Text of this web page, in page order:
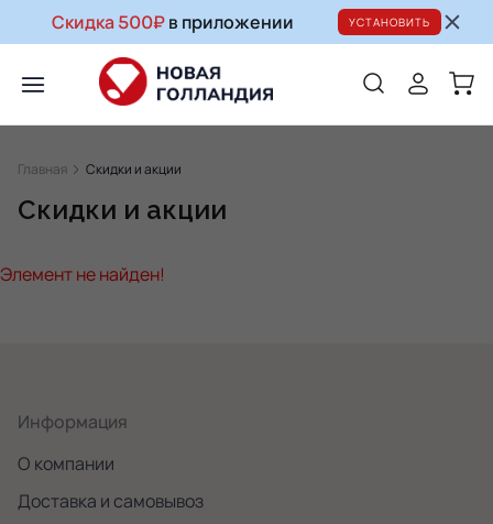
Скидка 500₽в приложении УСТАНОВИТЬ
Главная Скидки и акции
Скидки и акции
Элемент не найден!
Информация
О компании
Доставка и самовывоз